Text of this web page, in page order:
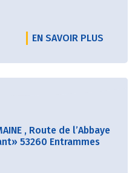
EN SAVOIR PLUS
, Route de l’Abbaye
53260 Entrammes